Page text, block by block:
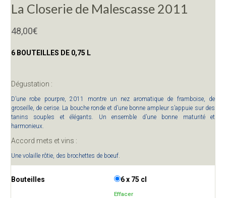
La Closerie de Malescasse 2011
48,00€
6 BOUTEILLES DE 0,75 L
Dégustation :
D’une robe pourpre, 2011 montre un nez aromatique de framboise, de
groseille, de cerise. La bouche ronde et d’une bonne ampleur s’appuie sur des
tanins souples et élégants. Un ensemble d’une bonne maturité et
harmonieux.
Accord mets et vins :
Une volaille rôtie, des brochettes de boeuf.
Bouteilles 6 x 75 cl
Effacer